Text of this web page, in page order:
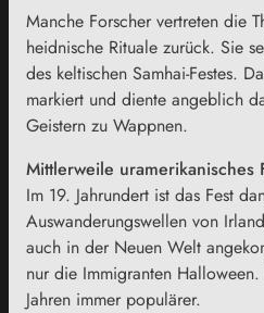
Manche Forscher vertreten die
heidnische Rituale zurück. Sie
des keltischen Samhai-Festes.
markiert und diente angeblich
Geistern zu Wappnen.
Mittlerweile uramerikanisches
Im 19. Jahrundert ist das Fest
Auswanderungswellen von
auch in der Neuen Welt
nur die Immigranten
Jahren immer populärer.